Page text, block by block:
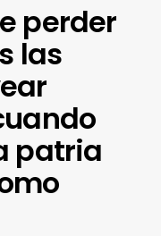
perder
las
patria